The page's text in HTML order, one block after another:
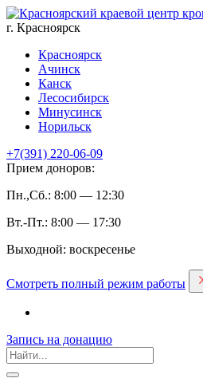
г. Красноярск
Красноярск
Ачинск
Канск
Лесосибирск
Минусинск
Норильск
+7(391) 220-06-09
Прием доноров:
Пн.,Сб.: 8:00 — 12:30
Вт.-Пт.: 8:00 — 17:30
Выходной: воскресенье
Смотреть полный режим работы
Запись на дoнацию